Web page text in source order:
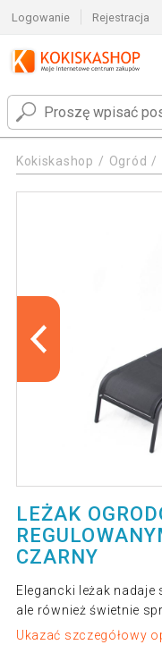
Logowanie Rejestracja
Kokiskashop Ogród
LEŻAK
CZARNY
Elegancki leżak
ale również świetnie
Ukazać szczegółowy